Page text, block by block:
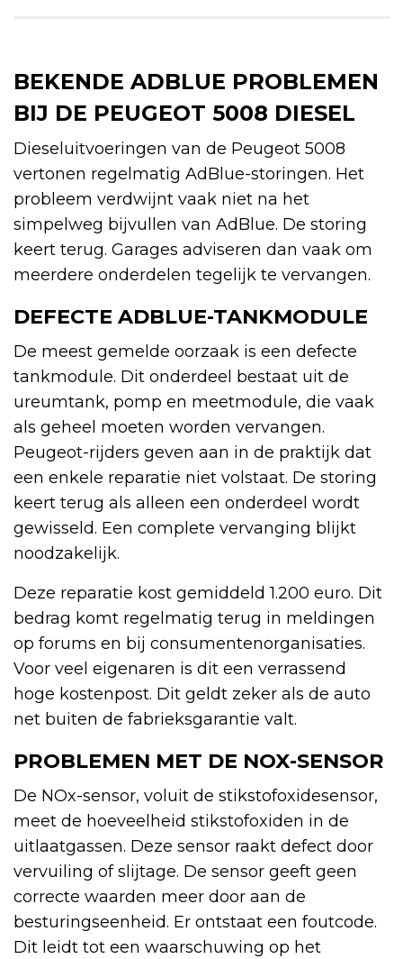
BEKENDE ADBLUE PROBLEMEN
BIJ DE PEUGEOT 5008 DIESEL
Dieseluitvoeringen van de Peugeot 5008
vertonen regelmatig AdBlue-storingen. Het
probleem verdwijnt vaak niet na het
simpelweg bijvullen van AdBlue. De storing
keert terug. Garages adviseren dan vaak om
meerdere onderdelen tegelijk te vervangen.
DEFECTE ADBLUE-TANKMODULE
De meest gemelde oorzaak is een defecte
tankmodule. Dit onderdeel bestaat uit de
ureumtank, pomp en meetmodule, die vaak
als geheel moeten worden vervangen.
Peugeot-rijders geven aan in de praktijk dat
een enkele reparatie niet volstaat. De storing
keert terug als alleen een onderdeel wordt
gewisseld. Een complete vervanging blijkt
noodzakelijk.
Deze reparatie kost gemiddeld 1.200 euro. Dit
bedrag komt regelmatig terug in meldingen
op forums en bij consumentenorganisaties.
Voor veel eigenaren is dit een verrassend
hoge kostenpost. Dit geldt zeker als de auto
net buiten de fabrieksgarantie valt.
PROBLEMEN MET DE NOX-SENSOR
De NOx-sensor, voluit de stikstofoxidesensor,
meet de hoeveelheid stikstofoxiden in de
uitlaatgassen. Deze sensor raakt defect door
vervuiling of slijtage. De sensor geeft geen
correcte waarden meer door aan de
besturingseenheid. Er ontstaat een foutcode.
Dit leidt tot een waarschuwing op het